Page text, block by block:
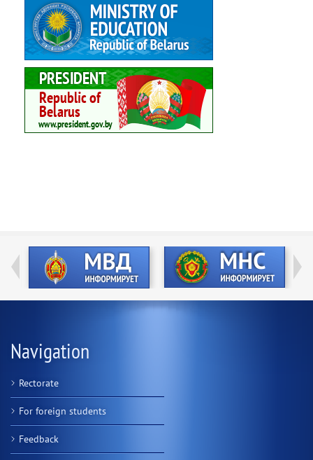
Navigation
Rectorate
For foreign students
Feedback